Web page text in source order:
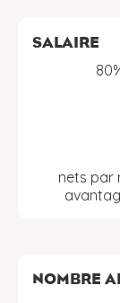
SALAIRE
nets par
NOMBRE